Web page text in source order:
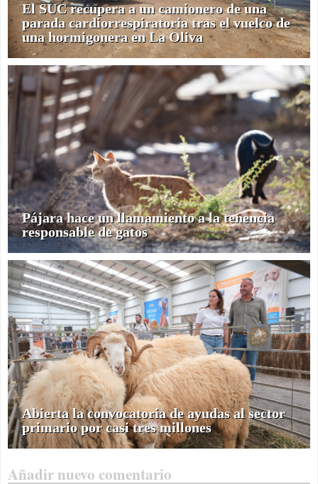
El SUC recupera a un camionero de una
parada cardiorrespiratoria tras el vuelco de
una hormigonera en La Oliva
Pájara hace un llamamiento a la tenencia
responsable de gatos
Abierta la convocatoria de ayudas al sector
primario por casi tres millones
Añadir nuevo comentario